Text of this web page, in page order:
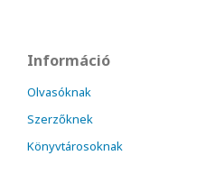
Információ
Olvasóknak
Szerzőknek
Könyvtárosoknak